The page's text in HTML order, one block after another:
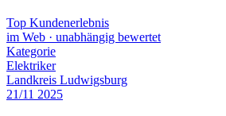
Top Kundenerlebnis
im Web · unabhängig bewertet
Kategorie
Elektriker
Landkreis Ludwigsburg
21/11 2025